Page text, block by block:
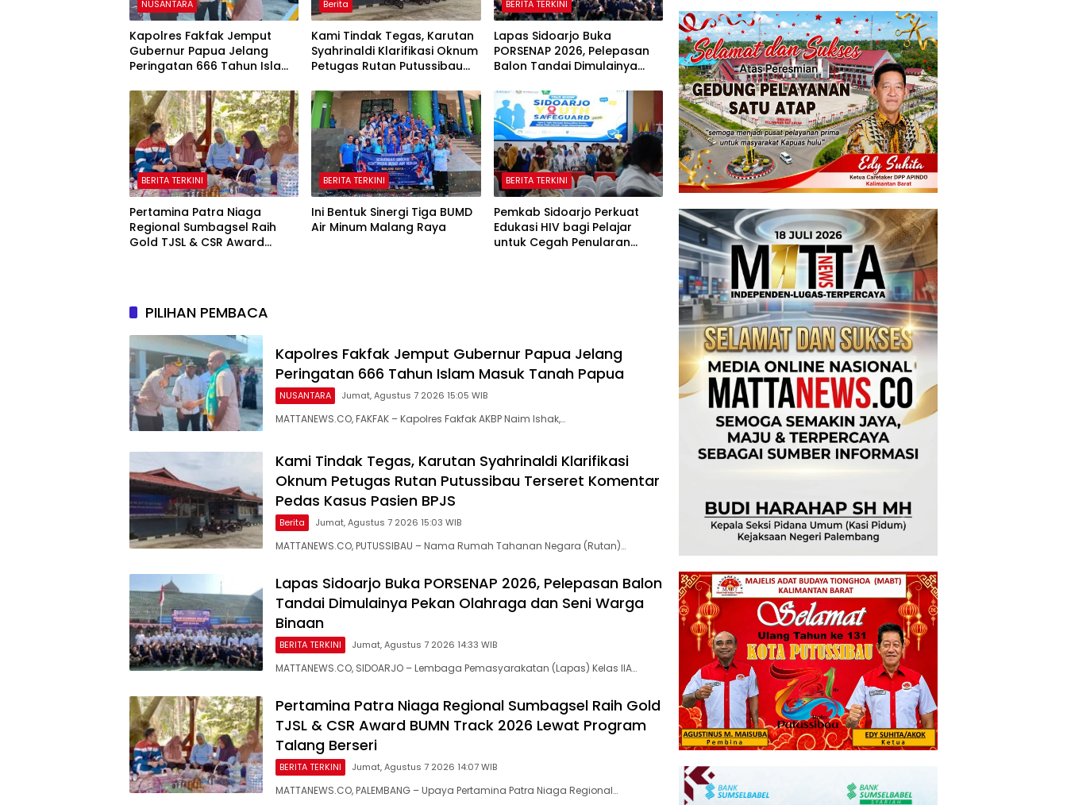
NUSANTARA
Kapolres Fakfak Jemput
Gubernur Papua Jelang
Peringatan 666 Tahun Islam
Berita
Kami Tindak Tegas, Karutan
Syahrinaldi Klarifikasi Oknum
Petugas Rutan Putussibau
Kasus Pasien BPJS
BERITA TERKINI
Lapas Sidoarjo Buka
PORSENAP 2026, Pelepasan
Balon Tandai Dimulainya
Warga Binaan
BERITA TERKINI
Pertamina Patra Niaga
Regional Sumbagsel Raih
Gold TJSL & CSR Award
BERITA TERKINI
Ini Bentuk Sinergi Tiga BUMD
Air Minum Malang Raya
BERITA TERKINI
Pemkab Sidoarjo Perkuat
Edukasi HIV bagi Pelajar
untuk Cegah Penularan
PILIHAN PEMBACA
Kapolres Fakfak Jemput Gubernur Papua Jelang
Peringatan 666 Tahun Islam Masuk Tanah Papua
NUSANTARA Jumat, Agustus 7 2026 15:05 WIB
MATTANEWS.CO, FAKFAK – Kapolres Fakfak AKBP Naim Ishak,…
Kami Tindak Tegas, Karutan Syahrinaldi Klarifikasi
Oknum Petugas Rutan Putussibau Terseret Komentar
Pedas Kasus Pasien BPJS
Berita Jumat, Agustus 7 2026 15:03 WIB
MATTANEWS.CO, PUTUSSIBAU – Nama Rumah Tahanan Negara (Rutan)…
Lapas Sidoarjo Buka PORSENAP 2026, Pelepasan Balon
Tandai Dimulainya Pekan Olahraga dan Seni Warga
Binaan
BERITA TERKINI Jumat, Agustus 7 2026 14:33 WIB
MATTANEWS.CO, SIDOARJO – Lembaga Pemasyarakatan (Lapas) Kelas IIA…
Pertamina Patra Niaga Regional Sumbagsel Raih Gold
TJSL & CSR Award BUMN Track 2026 Lewat Program
Talang Berseri
BERITA TERKINI Jumat, Agustus 7 2026 14:07 WIB
MATTANEWS.CO, PALEMBANG – Upaya Pertamina Patra Niaga Regional…